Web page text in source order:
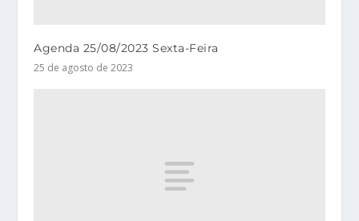
Agenda 25/08/2023 Sexta-Feira
25 de agosto de 2023